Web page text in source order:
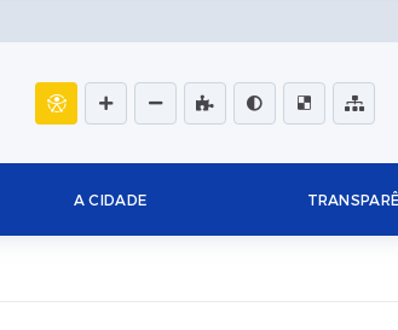
A CIDADE